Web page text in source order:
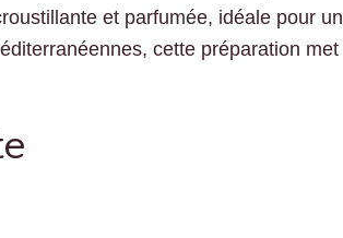
et parfumée, idéale pour un
cette préparation met